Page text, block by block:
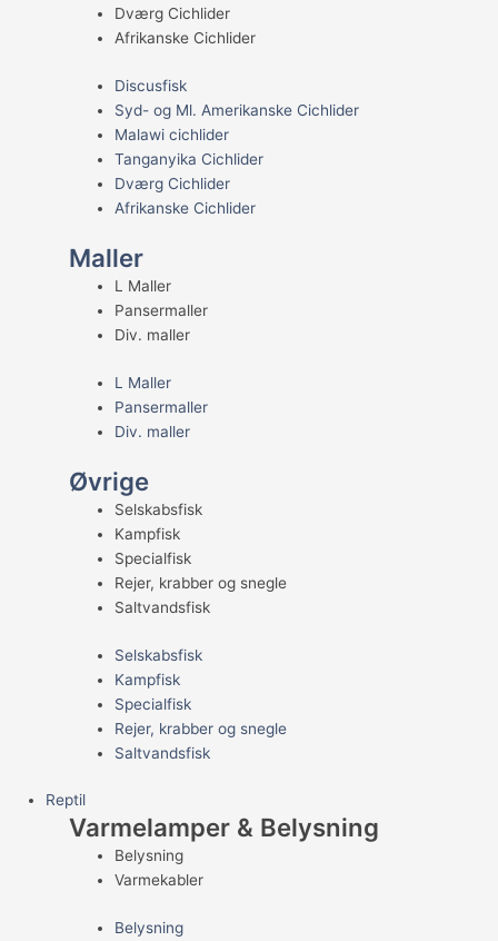
Dværg Cichlider
Afrikanske Cichlider
Discusfisk
Syd- og Ml. Amerikanske Cichlider
Malawi cichlider
Tanganyika Cichlider
Dværg Cichlider
Afrikanske Cichlider
Maller
L Maller
Pansermaller
Div. maller
L Maller
Pansermaller
Div. maller
Øvrige
Selskabsfisk
Kampfisk
Specialfisk
Rejer, krabber og snegle
Saltvandsfisk
Selskabsfisk
Kampfisk
Specialfisk
Rejer, krabber og snegle
Saltvandsfisk
Reptil
Varmelamper & Belysning
Belysning
Varmekabler
Belysning